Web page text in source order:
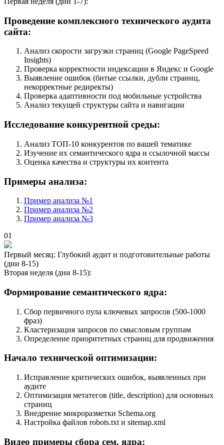
Проведение комплексного технического аудита
сайта:
Анализ скорости загрузки страниц (Google PageSpeed
Insights)
Проверка корректности индексации в Яндекс и Google
Выявление ошибок (битые ссылки, дубли страниц,
некорректные редиректы)
Проверка адаптивности под мобильные устройства
Анализ текущей структуры сайта и навигации
Исследование конкурентной среды:
Анализ ТОП-10 конкурентов по вашей тематике
Изучение их семантического ядра и ссылочной массы
Оценка качества и структуры их контента
Примеры анализа:
Пример анализа №1
Пример анализа №2
Пример анализа №3
01
Первый месяц: Глубокий аудит и подготовительные работы
(дни 8-15)
Вторая неделя (дни 8-15):
Формирование семантического ядра:
Сбор первичного пула ключевых запросов (500-1000
фраз)
Кластеризация запросов по смысловым группам
Определение приоритетных страниц для продвижения
Начало технической оптимизации:
Исправление критических ошибок, выявленных при
аудите
Оптимизация метатегов (title, description) для основных
страниц
Внедрение микроразметки Schema.org
Настройка файлов robots.txt и sitemap.xml
Видео примеры сбора сем. ядра: